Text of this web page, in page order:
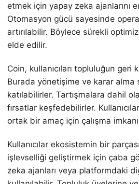
etmek için yapay zeka ajanlarını
Otomasyon gücü sayesinde
artırılabilir. Böylece sürekli
elde edilir.
Coin, kullanıcıları topluluğun geri
Burada yönetişime ve karar alma
katılabilirler. Tartışmalara dahil
fırsatlar keşfedebilirler.
ortak bir amaç için çalışma
Kullanıcılar ekosistemin bir
işlevselliği geliştirmek için çaba
zeka ajanları veya platformdaki